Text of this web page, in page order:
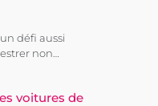
défi aussi
non…
voitures de